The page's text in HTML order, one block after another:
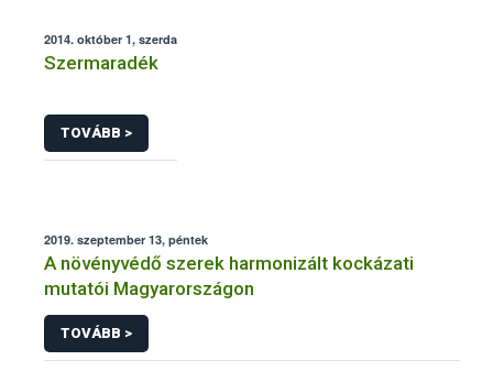
2014. október 1, szerda
Szermaradék
TOVÁBB >
2019. szeptember 13, péntek
A növényvédő szerek harmonizált kockázati
mutatói Magyarországon
TOVÁBB >